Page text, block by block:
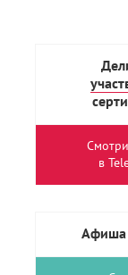
в
Афиша